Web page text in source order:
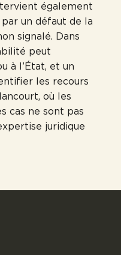
également
un défaut de la
signalé. Dans
peut
à l’État, et un
les recours
où les
cas ne sont pas
juridique